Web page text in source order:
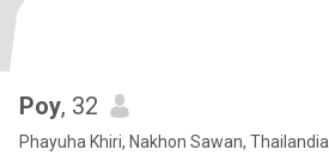
Poy, 32
Phayuha Khiri, Nakhon Sawan, Thailandia